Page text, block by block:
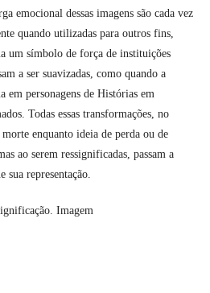
emocional dessas imagens são cada vez
quando utilizadas para outros fins,
um símbolo de força de instituições
a ser suavizadas, como quando a
em personagens de Histórias em
Todas essas transformações, no
enquanto ideia de perda ou de
ao serem ressignificadas, passam a
sua representação.
Imagem